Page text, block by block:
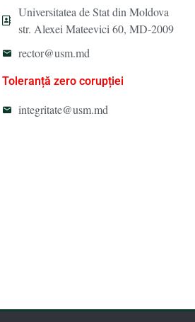
Universitatea de Stat din Moldova
str. Alexei Mateevici 60, MD-2009
rector@usm.md
Toleranță zero corupției
integritate@usm.md